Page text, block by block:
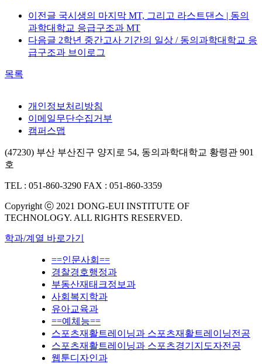
이전글 국시생의 마지막 MT, 그리고 라스트댄스 | 동의
과학대학교 응급구조과 MT
다음글 2학년 중간고사 기간의 일상 / 동의과학대학교 응
급구조과 브이로그
목록
개인정보처리방침
이메일무단수집거부
캠퍼스맵
(47230) 부산 부산진구 양지로 54, 동의과학대학교 황령관 901
호
TEL : 051-860-3290 FAX : 051-860-3359
Copyright ⓒ 2021 DONG-EUI INSTITUTE OF
TECHNOLOGY. ALL RIGHTS RESERVED.
학과/계열 바로가기
==인문사회==
경찰경호행정과
부동산재태크정보과
사회복지학과
유아교육과
==예체능==
스포츠재활트레이닝과 스포츠재활트레이닝전공
스포츠재활트레이닝과 스포츠경기지도자전공
웹툰디자인과